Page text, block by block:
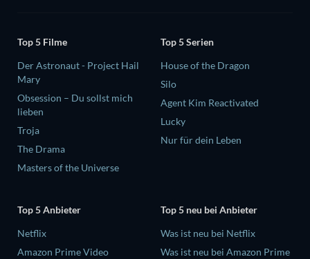
Top 5 Filme
Der Astronaut - Project Hail
Mary
Obsession – Du sollst mich
lieben
Troja
The Drama
Masters of the Universe
Top 5 Serien
House of the Dragon
Silo
Agent Kim Reactivated
Lucky
Nur für dein Leben
Top 5 Anbieter
Netflix
Amazon Prime Video
Top 5 neu bei Anbieter
Was ist neu bei Netflix
Was ist neu bei Amazon Prime